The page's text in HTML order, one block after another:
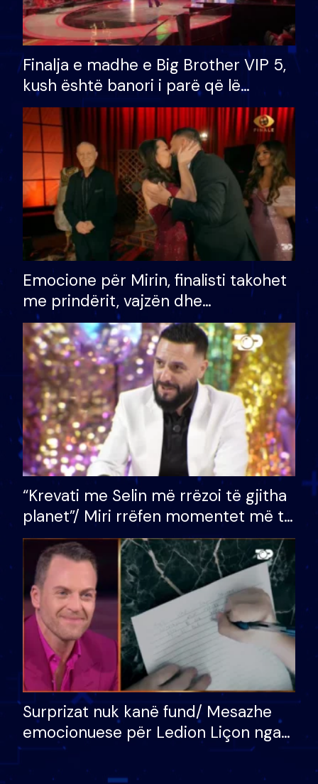
Finalja e madhe e Big Brother VIP 5,
kush është banori i parë që lë
shtëpinë dhe humb mundësinë për
të fituar çmimin e madh
Emocione për Mirin, finalisti takohet
me prindërit, vajzën dhe
bashkëshorten: S’kemi ndonjë letër
divorci apo jo?
“Krevati me Selin më rrëzoi të gjitha
planet”/ Miri rrëfen momentet më të
bukura në shtëpinë e BB VIP: Do më
mungojë zilja e mëngjesit kur…
Surprizat nuk kanë fund/ Mesazhe
emocionuese për Ledion Liçon nga
nëna dhe fëmijët e tij, moderatori
nuk i mban dot lotët: Nuk meritoj…